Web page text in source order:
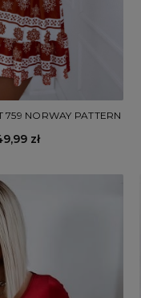
759 NORWAY PATTERN
zł